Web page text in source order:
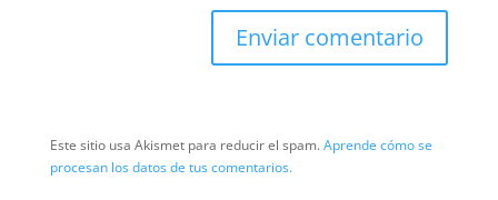
Este sitio usa Akismet para reducir el spam.Aprende cómo se
procesan los datos de tus comentarios.